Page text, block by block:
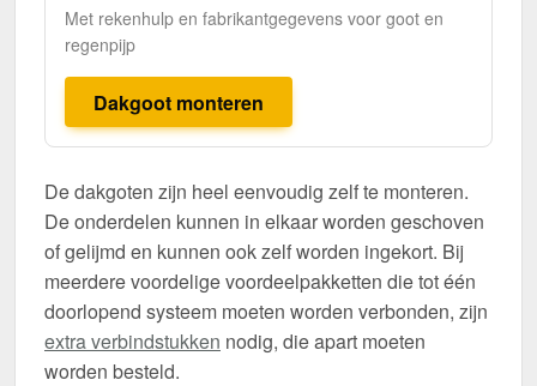
Met rekenhulp en fabrikantgegevens voor goot en
regenpijp
Dakgoot monteren
De dakgoten zijn heel eenvoudig zelf te monteren.
De onderdelen kunnen in elkaar worden geschoven
of gelijmd en kunnen ook zelf worden ingekort. Bij
meerdere voordelige voordeelpakketten die tot één
doorlopend systeem moeten worden verbonden, zijn
extra verbindstukken nodig, die apart moeten
worden besteld.